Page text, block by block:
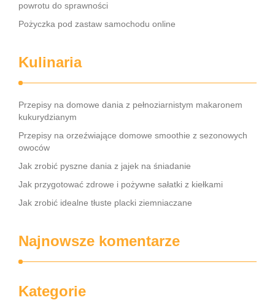
powrotu do sprawności
Pożyczka pod zastaw samochodu online
Kulinaria
Przepisy na domowe dania z pełnoziarnistym makaronem
kukurydzianym
Przepisy na orzeźwiające domowe smoothie z sezonowych
owoców
Jak zrobić pyszne dania z jajek na śniadanie
Jak przygotować zdrowe i pożywne sałatki z kiełkami
Jak zrobić idealne tłuste placki ziemniaczane
Najnowsze komentarze
Kategorie